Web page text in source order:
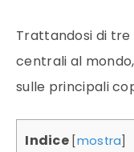
Trattandosi di
centrali al
sulle principali
Indice [mostra